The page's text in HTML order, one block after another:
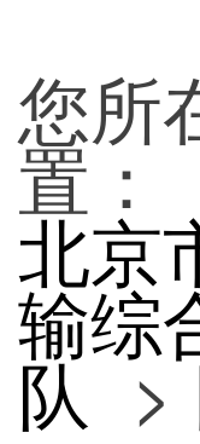
您所
置：
北京
输综
队>